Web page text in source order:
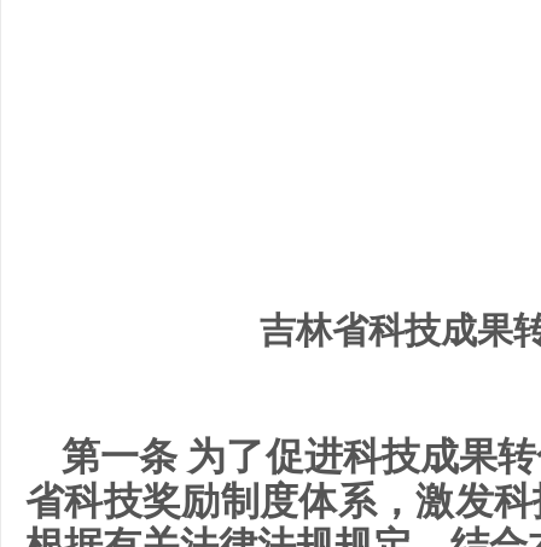
吉林省科技成果
第一条 为了促进科技成果
省科技奖励制度体系，激发